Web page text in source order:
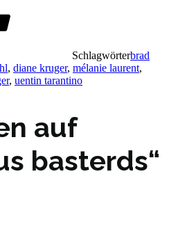
Schlagwörterbrad
, diane kruger, mélanie laurent,
, uentin tarantino
auf
basterds“